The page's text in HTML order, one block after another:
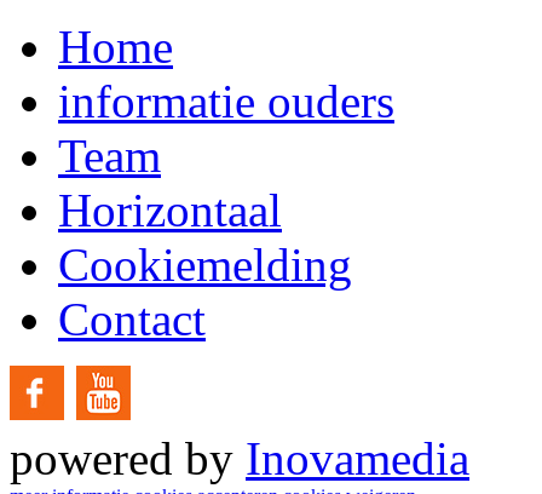
Home
informatie ouders
Team
Horizontaal
Cookiemelding
Contact
powered by Inovamedia